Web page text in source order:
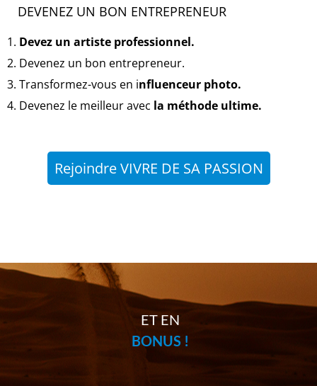
DEVENEZ UN BON ENTREPRENEUR
1. Devez un artiste professionnel.
2. Devenez un bon entrepreneur.
3. Transformez-vous en influenceur photo.
4. Devenez le meilleur avec la méthode ultime.
Rejoindre VIVRE DE SA PASSION
ET EN
BONUS !